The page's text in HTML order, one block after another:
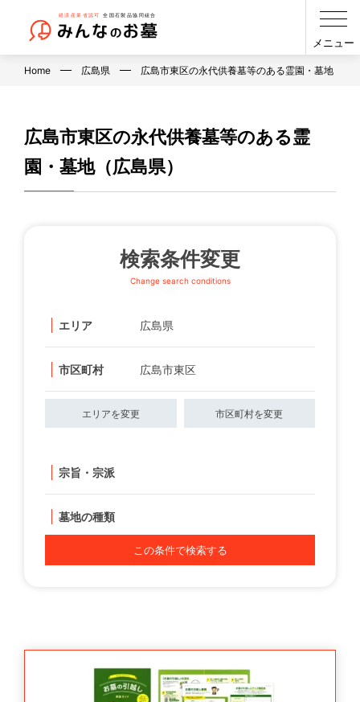
メニュー
Home 広島県 広島市東区の永代供養墓等のある霊園・墓地（広
広島市東区の永代供養墓等のある霊
園・墓地（広島県）
検索条件変更
Change search conditions
エリア 広島県
市区町村 広島市東区
エリアを変更 市区町村を変更
宗旨・宗派
墓地の種類
この条件で検索する